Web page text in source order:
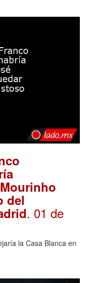
del
. 01 de
la Casa Blanca en